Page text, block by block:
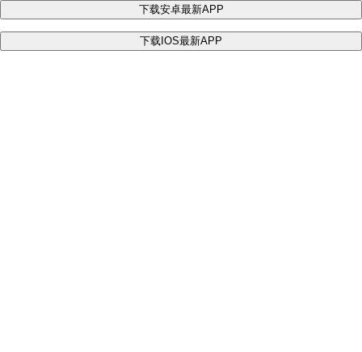
下载安卓最新APP
下载IOS最新APP